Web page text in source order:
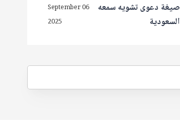
صيغة دعوى تشويه سمعه
السعودية
September 06
2025